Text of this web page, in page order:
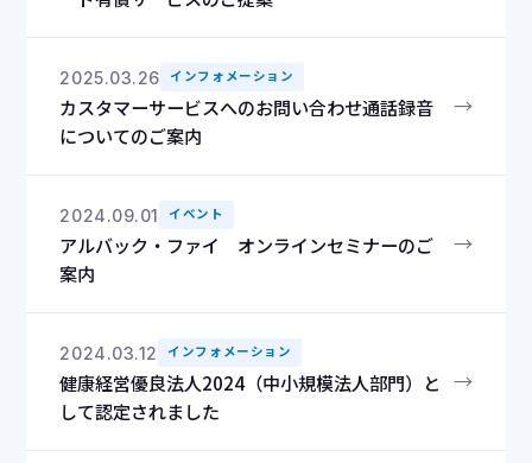
2025.03.26 インフォメーション
カスタマーサービスへのお問い合わせ通話録音
についてのご案内
→
2024.09.01 イベント
アルバック・ファイ オンラインセミナーのご
案内
→
2024.03.12 インフォメーション
健康経営優良法人2024（中小規模法人部門）と
して認定されました
→